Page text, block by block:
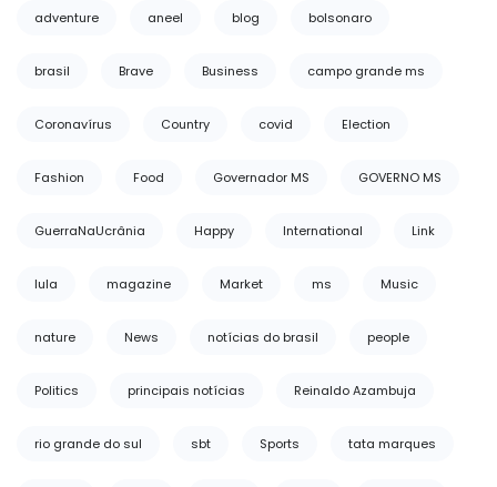
adventure aneel blog bolsonaro
brasil Brave Business campo grande ms
Coronavírus Country covid Election
Fashion Food Governador MS GOVERNO MS
GuerraNaUcrânia Happy International Link
lula magazine Market ms Music
nature News notícias do brasil people
Politics principais notícias Reinaldo Azambuja
rio grande do sul sbt Sports tata marques